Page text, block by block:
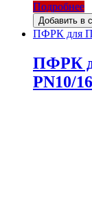
Подробнее
Добавить в
ПФРК для
ПФРК
PN10/16